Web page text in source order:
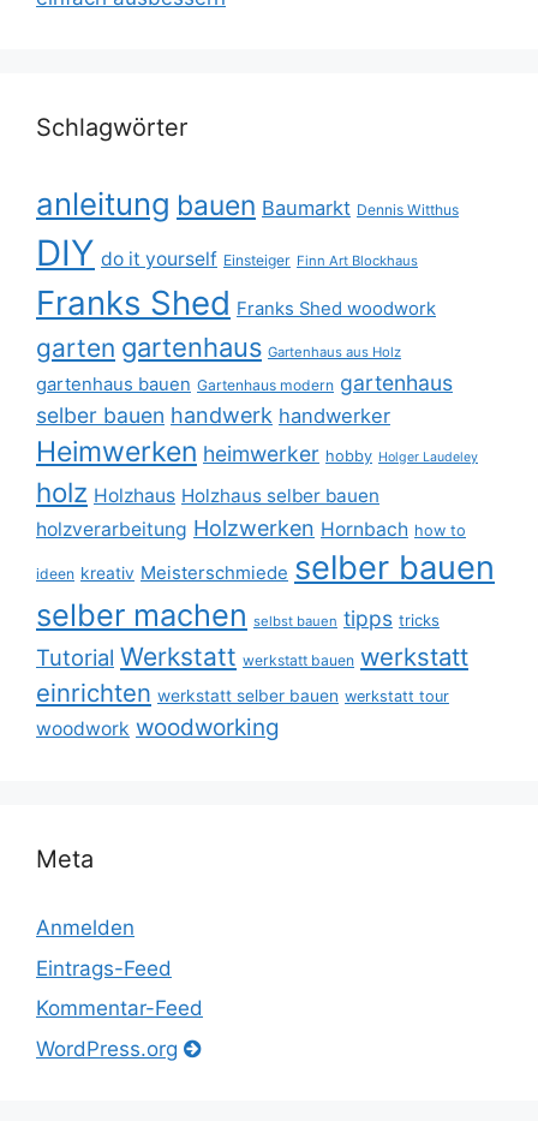
Schlagwörter
anleitung bauen Baumarkt Dennis Witthus
DIY do it yourself Einsteiger Finn Art Blockhaus
Franks Shed Franks Shed woodwork
garten gartenhaus Gartenhaus aus Holz
gartenhaus bauen Gartenhaus modern gartenhaus
selber bauen handwerk handwerker
Heimwerken heimwerker hobby Holger Laudeley
holz Holzhaus Holzhaus selber bauen
holzverarbeitung Holzwerken Hornbach how to
ideen kreativ Meisterschmiede selber bauen
selber machen selbst bauen tipps tricks
Tutorial Werkstatt werkstatt bauen werkstatt
einrichten werkstatt selber bauen werkstatt tour
woodwork woodworking
Meta
Anmelden
Eintrags-Feed
Kommentar-Feed
WordPress.org